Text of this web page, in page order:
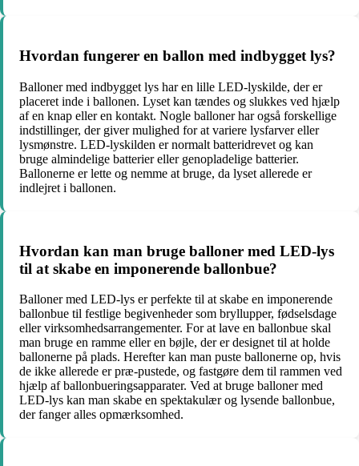
Hvordan fungerer en ballon med indbygget lys?
Balloner med indbygget lys har en lille LED-lyskilde, der er
placeret inde i ballonen. Lyset kan tændes og slukkes ved hjælp
af en knap eller en kontakt. Nogle balloner har også forskellige
indstillinger, der giver mulighed for at variere lysfarver eller
lysmønstre. LED-lyskilden er normalt batteridrevet og kan
bruge almindelige batterier eller genopladelige batterier.
Ballonerne er lette og nemme at bruge, da lyset allerede er
indlejret i ballonen.
Hvordan kan man bruge balloner med LED-lys
til at skabe en imponerende ballonbue?
Balloner med LED-lys er perfekte til at skabe en imponerende
ballonbue til festlige begivenheder som bryllupper, fødselsdage
eller virksomhedsarrangementer. For at lave en ballonbue skal
man bruge en ramme eller en bøjle, der er designet til at holde
ballonerne på plads. Herefter kan man puste ballonerne op, hvis
de ikke allerede er præ-pustede, og fastgøre dem til rammen ved
hjælp af ballonbueringsapparater. Ved at bruge balloner med
LED-lys kan man skabe en spektakulær og lysende ballonbue,
der fanger alles opmærksomhed.